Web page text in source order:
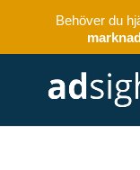
Behöver du